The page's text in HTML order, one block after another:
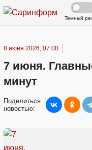
Темный
8 июня 2026, 07:00
7 июня.
минут
Поделиться
новостью: